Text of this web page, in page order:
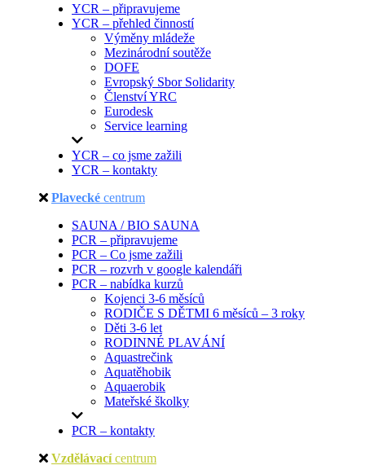
YCR – připravujeme
YCR – přehled činností
Výměny mládeže
Mezinárodní soutěže
DOFE
Evropský Sbor Solidarity
Členství YRC
Eurodesk
Service learning
YCR – co jsme zažili
YCR – kontakty
Plavecké centrum
SAUNA / BIO SAUNA
PCR – připravujeme
PCR – Co jsme zažili
PCR – rozvrh v google kalendáři
PCR – nabídka kurzů
Kojenci 3-6 měsíců
RODIČE S DĚTMI 6 měsíců – 3 roky
Děti 3-6 let
RODINNÉ PLAVÁNÍ
Aquastrečink
Aquatěhobik
Aquaerobik
Mateřské školky
PCR – kontakty
Vzdělávací centrum